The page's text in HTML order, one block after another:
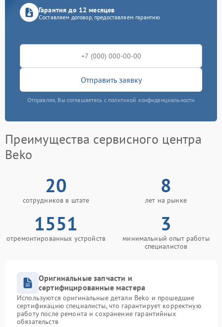
Гарантия до 12 месяцев
Составляем договор, предоставляем гарантию
Отправить заявку
Отправляя, Вы соглашаетесь с политикой конфиденциальности
Преимущества сервисного центра
Beko
20
сотрудников в штате
8
лет на рынке
1551
отремонтированных устройств
3
минимальный опыт работы
специалистов
Оригинальные запчасти и
сертифицированные мастера
Используются оригинальные детали Beko и прошедшие
сертификацию специалисты, что гарантирует корректную
работу после ремонта и сохранение гарантийных
обязательств